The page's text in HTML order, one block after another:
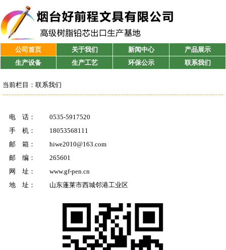
公司首页 关于我们 新闻中心
产品展示
生产设备
生产工艺 环保公示 联系我们
当前栏目： 联系我们
电 话：
0535-5917520
手 机：
18053568111
邮 箱：
hiwe2010@163.com
邮 编：
265601
网 址：
www.gf-pen.cn
地 址：
山东蓬莱市西城邻港工业区